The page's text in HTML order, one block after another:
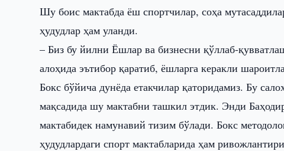
Шу боис мактабда ёш спортчилар, соҳа
ҳудудлар ҳам уланди.
– Биз бу йилни Ёшлар ва бизнесни қўллаб-
алоҳида эътибор қаратиб, ёшларга керакли
Бокс бўйича дунёда етакчилар қаторидамиз. Бу
мақсадида шу мактабни ташкил этдик. Энди
мактабидек намунавий тизим бўлади. Бокс
ҳудудлардаги спорт мактабларида ҳам